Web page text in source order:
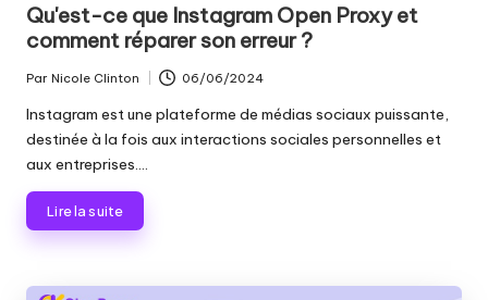
Qu'est-ce que Instagram Open Proxy et
comment réparer son erreur ?
Publié
par
Par Nicole Clinton 06/06/2024
Instagram est une plateforme de médias sociaux puissante,
destinée à la fois aux interactions sociales personnelles et
aux entreprises....
Lire la suite